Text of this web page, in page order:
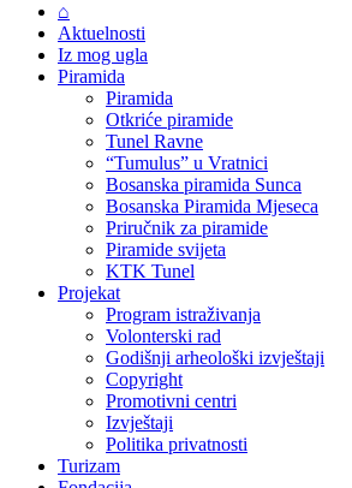
⌂
Aktuelnosti
Iz mog ugla
Piramida
Piramida
Otkriće piramide
Tunel Ravne
“Tumulus” u Vratnici
Bosanska piramida Sunca
Bosanska Piramida Mjeseca
Priručnik za piramide
Piramide svijeta
KTK Tunel
Projekat
Program istraživanja
Volonterski rad
Godišnji arheološki izvještaji
Copyright
Promotivni centri
Izvještaji
Politika privatnosti
Turizam